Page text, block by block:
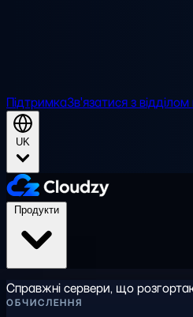
ПідтримкаЗв'язатися з
UK
Справжні сервери, що
ОБЧИСЛЕННЯ